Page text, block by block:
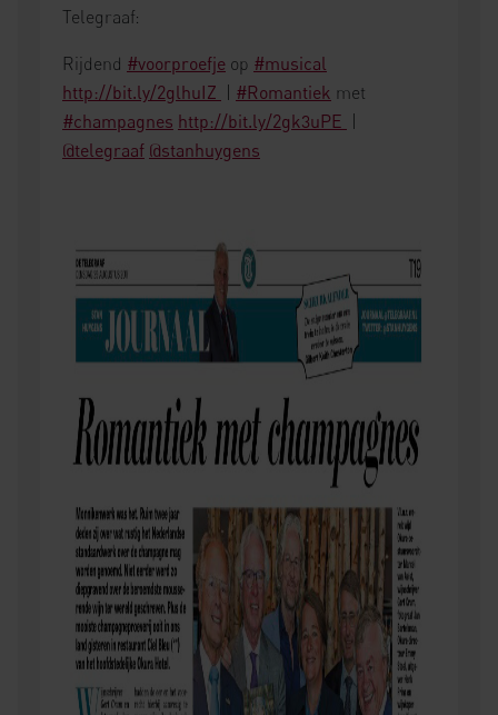
Telegraaf:
Rijdend #voorproefje op #musical
http://bit.ly/2glhuIZ | #Romantiek met
#champagnes http://bit.ly/2gk3uPE |
@telegraaf @stanhuygens